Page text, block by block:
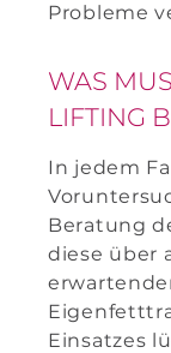
Probleme
WAS
LIFTING
In jedem
Beratung
diese über
Einsatzes